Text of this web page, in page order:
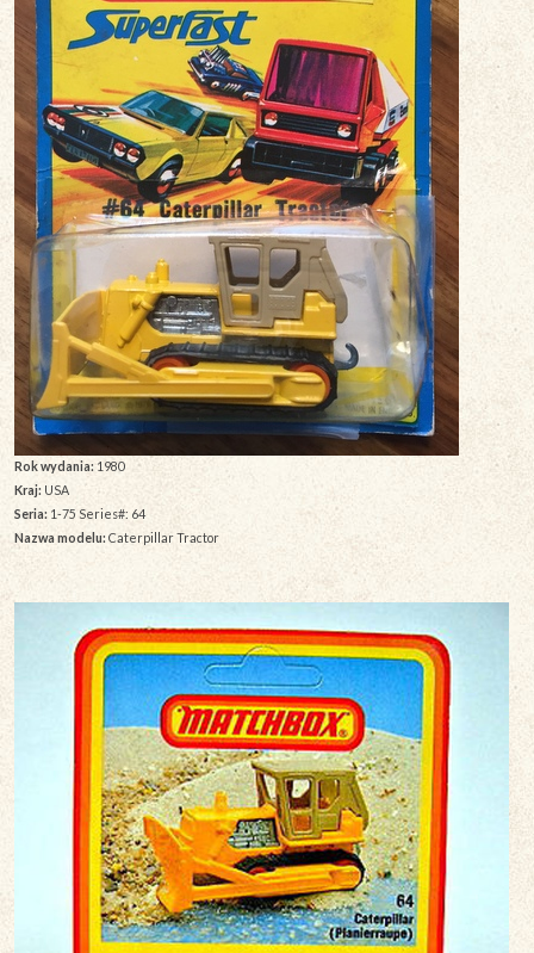
Rok wydania: 1980
Kraj: USA
Seria:1-75 Series#: 64
Nazwa modelu: Caterpillar Tractor